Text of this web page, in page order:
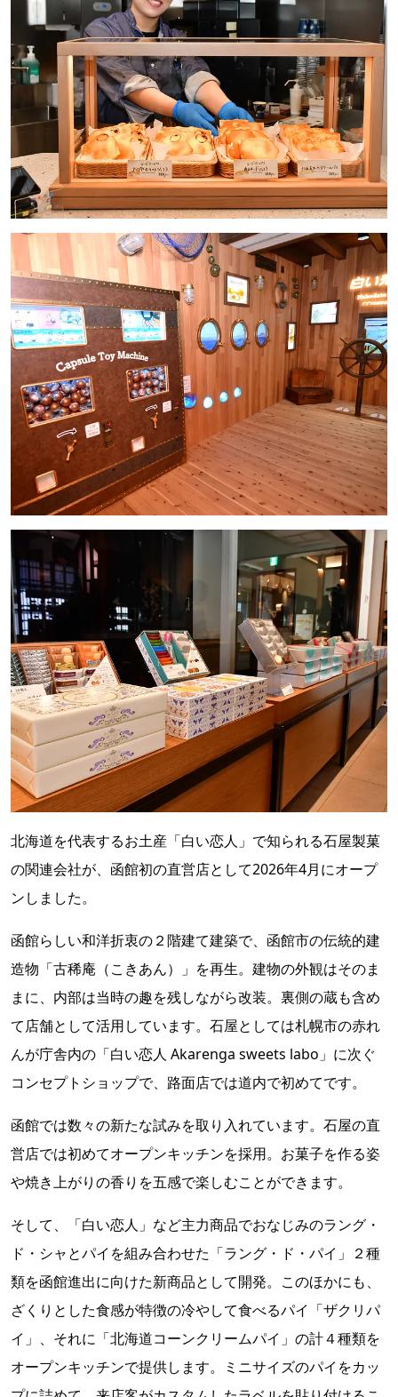
北海道を代表するお土産「白い恋人」で知られる石屋製菓
の関連会社が、函館初の直営店として2026年4月にオープ
ンしました。
函館らしい和洋折衷の２階建て建築で、函館市の伝統的建
造物「古稀庵（こきあん）」を再生。建物の外観はそのま
まに、内部は当時の趣を残しながら改装。裏側の蔵も含め
て店舗として活用しています。石屋としては札幌市の赤れ
んが庁舎内の「白い恋人 Akarenga sweets labo」に次ぐ
コンセプトショップで、路面店では道内で初めてです。
函館では数々の新たな試みを取り入れています。石屋の直
営店では初めてオープンキッチンを採用。お菓子を作る姿
や焼き上がりの香りを五感で楽しむことができます。
そして、「白い恋人」など主力商品でおなじみのラング・
ド・シャとパイを組み合わせた「ラング・ド・パイ」２種
類を函館進出に向けた新商品として開発。このほかにも、
ざくりとした食感が特徴の冷やして食べるパイ「ザクリパ
イ」、それに「北海道コーンクリームパイ」の計４種類を
オープンキッチンで提供します。ミニサイズのパイをカッ